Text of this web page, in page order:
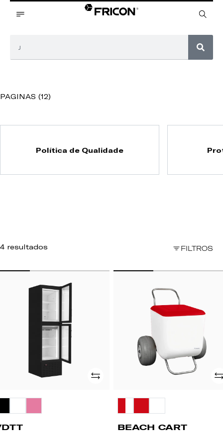
PAGINAS (12)
Política de Qualidade
4 resultados FILTROS
Adicionar
BEACH CART